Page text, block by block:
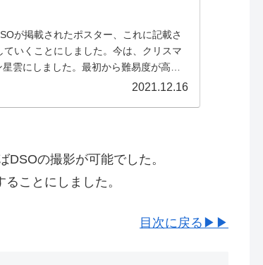
が掲載されたポスター、これに記載さ
いくことにしました。今は、クリスマ
雲にしました。最初から難易度が高そ
2021.12.16
の撮影が可能でした。
ことにしました。
目次に戻る▶▶